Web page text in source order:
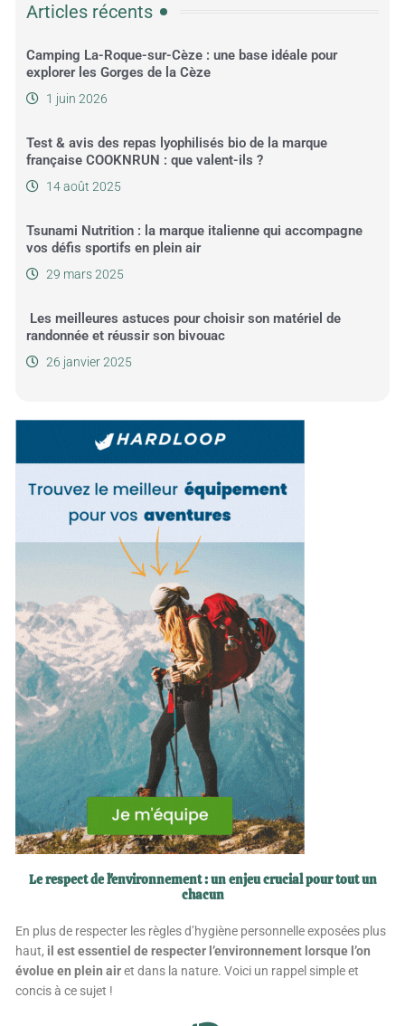
Articles récents
Camping La-Roque-sur-Cèze : une base idéale pour
explorer les Gorges de la Cèze
1 juin 2026
Test & avis des repas lyophilisés bio de la marque
française COOKNRUN : que valent-ils ?
14 août 2025
Tsunami Nutrition : la marque italienne qui accompagne
vos défis sportifs en plein air
29 mars 2025
Les meilleures astuces pour choisir son matériel de
randonnée et réussir son bivouac
26 janvier 2025
Le respect de l'environnement : un enjeu crucial pour tout un
chacun
En plus de respecter les règles d’hygiène personnelle exposées plus
haut, il est essentiel de respecter l’environnement lorsque l’on
évolue en plein airet dans la nature. Voici un rappel simple et
concis à ce sujet !